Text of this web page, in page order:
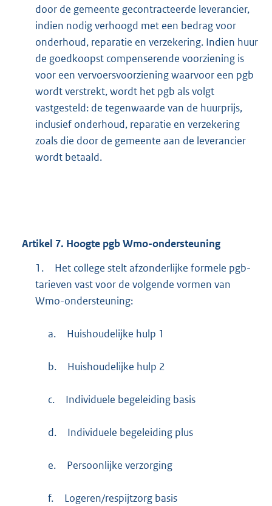
door de gemeente gecontracteerde leverancier,
indien nodig verhoogd met een bedrag voor
onderhoud, reparatie en verzekering. Indien huur
de goedkoopst compenserende voorziening is
voor een vervoersvoorziening waarvoor een pgb
wordt verstrekt, wordt het pgb als volgt
vastgesteld: de tegenwaarde van de huurprijs,
inclusief onderhoud, reparatie en verzekering
zoals die door de gemeente aan de leverancier
wordt betaald.
Artikel 7. Hoogte pgb Wmo-ondersteuning
1.
Het college stelt afzonderlijke formele pgb-
tarieven vast voor de volgende vormen van
Wmo-ondersteuning:
a. Huishoudelijke hulp 1
b. Huishoudelijke hulp 2
c. Individuele begeleiding basis
d. Individuele begeleiding plus
e. Persoonlijke verzorging
f. Logeren/respijtzorg basis